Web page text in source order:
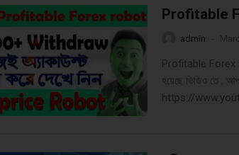
Profitable
admin
Profitable Forex
হয়েছে ভিডিও তে ,
https://